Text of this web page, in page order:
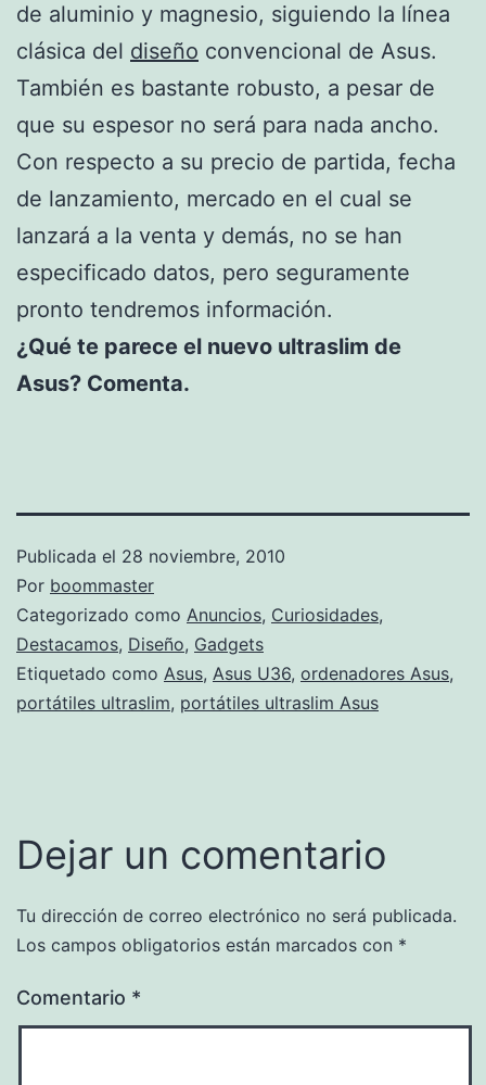
de aluminio y magnesio, siguiendo la línea
clásica del diseño convencional de Asus.
También es bastante robusto, a pesar de
que su espesor no será para nada ancho.
Con respecto a su precio de partida, fecha
de lanzamiento, mercado en el cual se
lanzará a la venta y demás, no se han
especificado datos, pero seguramente
pronto tendremos información.
¿Qué te parece el nuevo ultraslim de
Asus? Comenta.
Publicada el 28 noviembre, 2010
Por boommaster
Categorizado como Anuncios, Curiosidades,
Destacamos, Diseño, Gadgets
Etiquetado como Asus, Asus U36, ordenadores Asus,
portátiles ultraslim, portátiles ultraslim Asus
Dejar un comentario
Tu dirección de correo electrónico no será publicada.
Los campos obligatorios están marcados con *
Comentario *